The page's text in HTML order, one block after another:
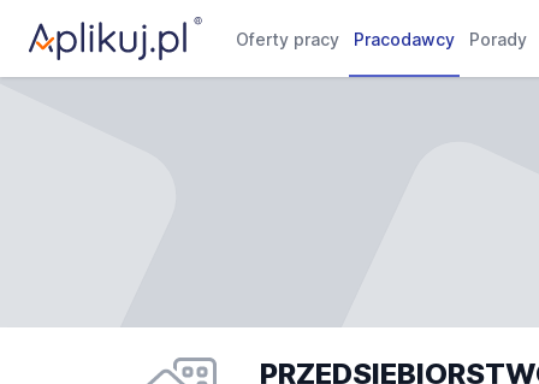
Oferty pracy Pracodawcy Porady